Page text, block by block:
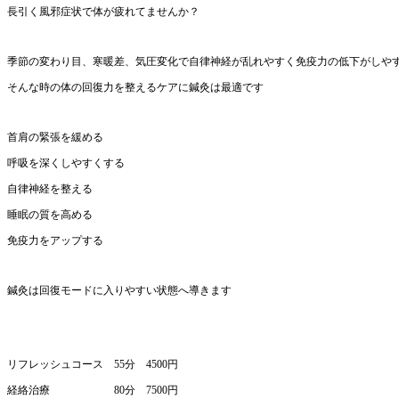
長引く風邪症状で体が疲れてませんか？
季節の変わり目、寒暖差、気圧変化で自律神経が乱れやすく免疫力の低下がしや
そんな時の体の回復力を整えるケアに鍼灸は最適です
首肩の緊張を緩める
呼吸を深くしやすくする
自律神経を整える
睡眠の質を高める
免疫力をアップする
鍼灸は回復モードに入りやすい状態へ導きます
リフレッシュコース 55分 4500円
経絡治療 80分 7500円